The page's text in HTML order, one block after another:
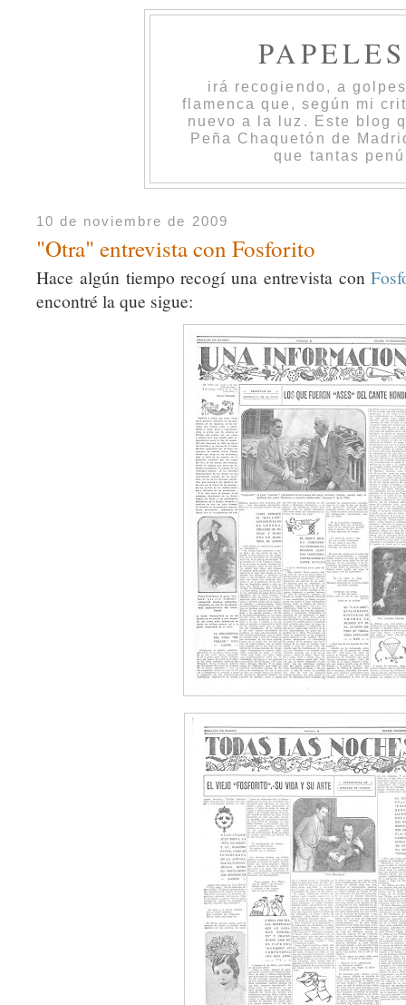
irá recogiendo, a
flamenca que, según mi
nuevo a la luz. Este blog
Peña Chaquetón de
que tantas
10 de noviembre de 2009
"Otra" entrevista con Fosforito
Hace algún tiempo recogí una entrevista con
encontré la que sigue: